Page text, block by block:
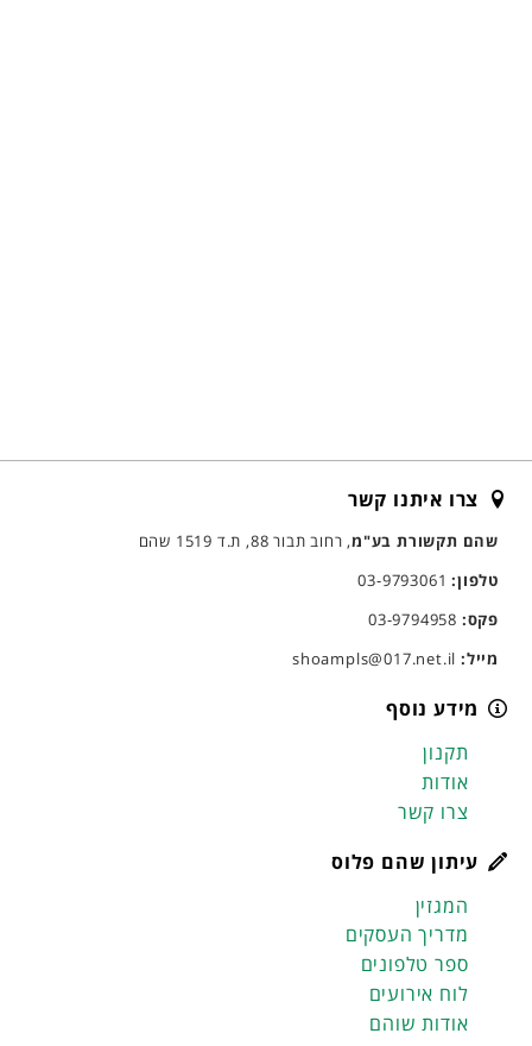
צרו איתנו קשר
שהם תקשורת בע"מ, רחוב תבור 88, ת.ד 1519 שהם
טלפון:03-9793061
פקס:
מייל:
מידע נוסף
תקנון
אודות
צרו קשר
עיתון שהם פלוס
המגזין
מדריך העסקים
ספר טלפונים
לוח אירועים
אודות שוהם